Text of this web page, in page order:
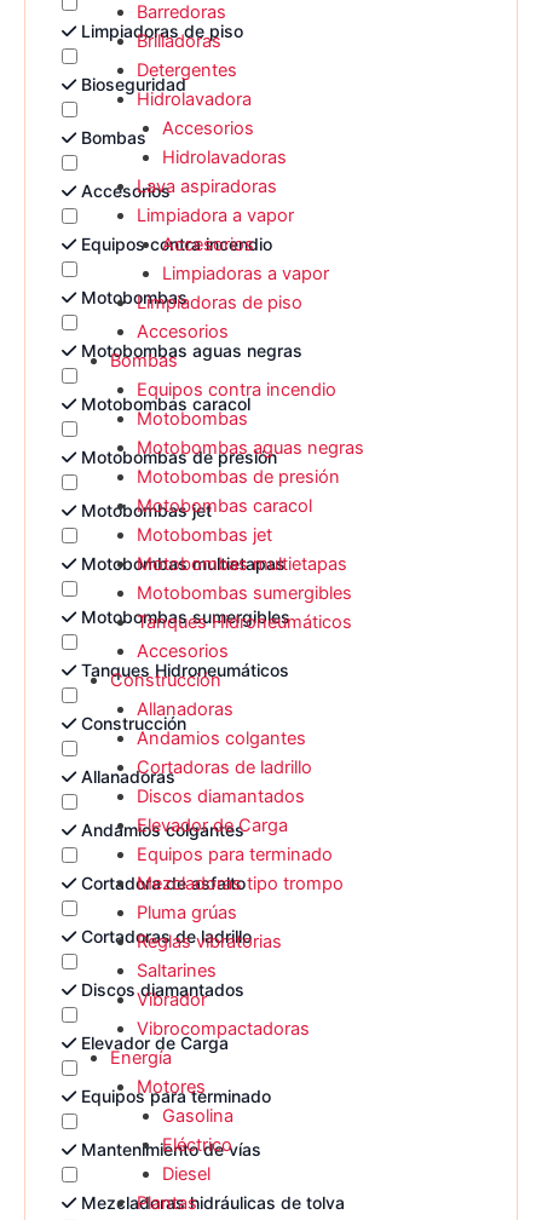
Limpiadoras de piso
Bioseguridad
Bombas
Accesorios
Equipos contra incendio
Motobombas
Motobombas aguas negras
Motobombas caracol
Motobombas de presión
Motobombas jet
Motobombas multietapas
Motobombas sumergibles
Tanques Hidroneumáticos
Construcción
Allanadoras
Andamios colgantes
Cortadora de asfalto
Cortadoras de ladrillo
Discos diamantados
Elevador de Carga
Equipos para terminado
Mantenimiento de vías
Mezcladoras hidráulicas de tolva
Barredoras
Brilladoras
Detergentes
Hidrolavadora
Accesorios
Hidrolavadoras
Lava aspiradoras
Limpiadora a vapor
Accesorios
Limpiadoras a vapor
Limpiadoras de piso
Accesorios
Bombas
Equipos contra incendio
Motobombas
Motobombas aguas negras
Motobombas de presión
Motobombas caracol
Motobombas jet
Motobombas multietapas
Motobombas sumergibles
Tanques Hidroneumáticos
Accesorios
Construcción
Allanadoras
Andamios colgantes
Cortadoras de ladrillo
Discos diamantados
Elevador de Carga
Equipos para terminado
Mezcladoras tipo trompo
Pluma grúas
Reglas vibratorias
Saltarines
Vibrador
Vibrocompactadoras
Energía
Motores
Gasolina
Eléctrico
Diesel
Plantas